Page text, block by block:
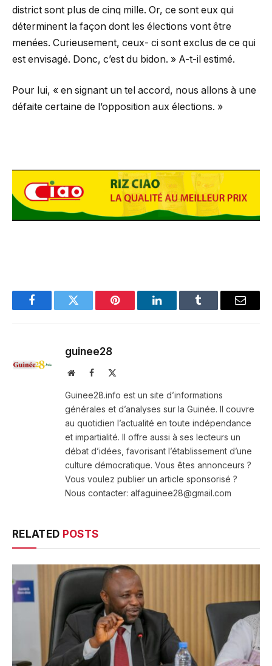
district sont plus de cinq mille. Or, ce sont eux qui
déterminent la façon dont les élections vont être
menées. Curieusement, ceux- ci sont exclus de ce qui
est envisagé. Donc, c’est du bidon. » A-t-il estimé.
Pour lui, « en signant un tel accord, nous allons à une
défaite certaine de l’opposition aux élections. »
FacebookTwitter Pinterest LinkedInTumblr Email
guinee28
WebsiteFacebook
Guinee28.info est un site d’informations
générales et d’analyses sur la Guinée. Il couvre
au quotidien l’actualité en toute indépendance
et impartialité. Il offre aussi à ses lecteurs un
débat d’idées, favorisant l’établissement d’une
culture démocratique. Vous êtes annonceurs ?
Vous voulez publier un article sponsorisé ?
Nous contacter: alfaguinee28@gmail.com
RELATED POSTS